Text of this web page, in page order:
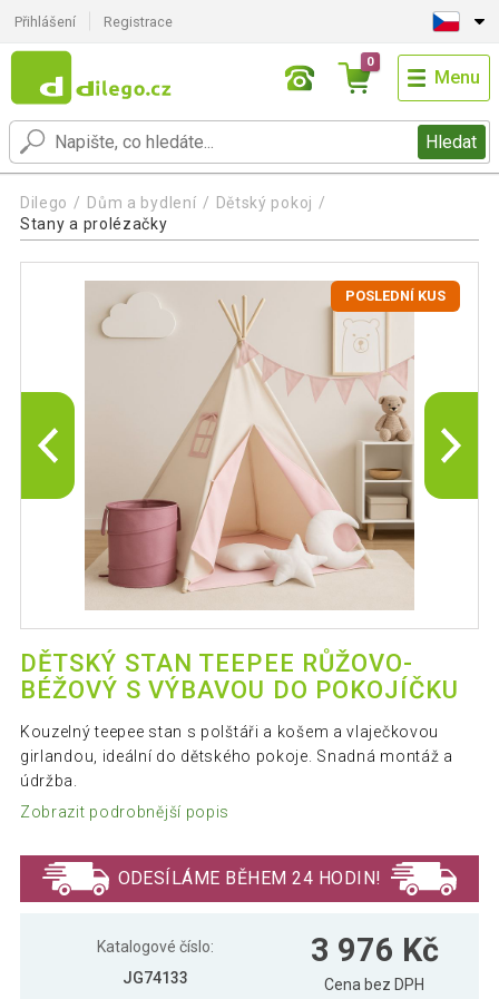
Přihlášení Registrace
Hledat
0
Menu
Dilego Dům a bydlení
Dětský pokoj
Stany a prolézačky
POSLEDNÍ KUS
DĚTSKÝ STAN TEEPEE RŮŽOVO-
BÉŽOVÝ S VÝBAVOU DO POKOJÍČKU
Kouzelný teepee stan s polštáři a košem a vlaječkovou
girlandou, ideální do dětského pokoje. Snadná montáž a
údržba.
Zobrazit podrobnější popis
ODESÍLÁME BĚHEM 24 HODIN!
Katalogové číslo:
JG74133
3 976 Kč
Cena bez DPH